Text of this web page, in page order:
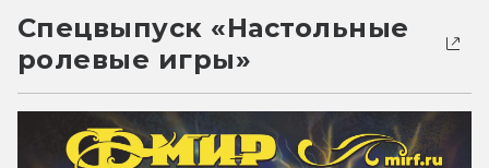
Спецвыпуск «Настольные
ролевые игры»